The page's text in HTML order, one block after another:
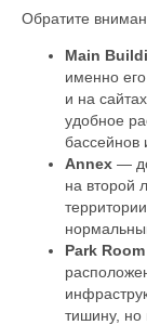
Обратите
Main
именно
и на
удобное
бассейнов
Annex —
на второй
Park Room
тишину, но